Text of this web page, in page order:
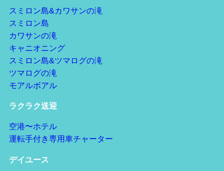
スミロン島&カワサンの滝
スミロン島
カワサンの滝
キャニオニング
スミロン島&ツマログの滝
ツマログの滝
モアルボアル
ラクラク送迎
空港〜ホテル
運転手付き専用車チャーター
デイユース